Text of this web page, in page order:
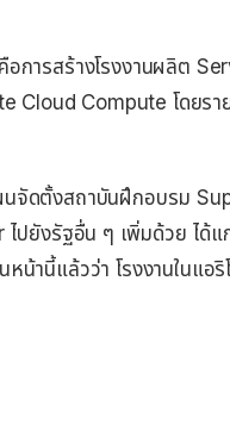
อการสร้างโรงงานผลิต
Cloud Compute โดยร
จัดตั้งสถาบันฝึกอบรม
ปยังรัฐอื่น ๆ เพิ่มด้วย ได้แ
น้านี้แล้วว่า โรงงานในแอ